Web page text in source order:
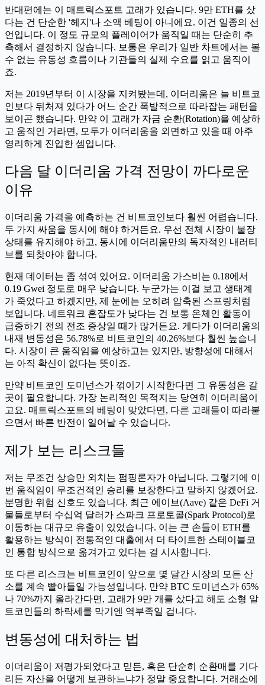
반대편에는 이 매트릭스포트 고래가 있습니다. 9만 ETH를 샀
다는 건 단순한 '헤지'나 소액 베팅이 아니에요. 이건 일종의 선
언입니다. 이 정도 규모의 플레이어가 움직일 때는 단순히 추
측해서 결정하지 않습니다. 보통은 우리가 일반 차트에서는 볼
수 없는 유동성 흐름이나 기관들의 실제 수요를 읽고 움직이
죠.
저는 2019년부터 이 시장을 지켜봤는데, 이더리움은 늘 비트코
인보다 뒤처져 있다가 어느 순간 폭발적으로 따라잡는 패턴을
보이곤 했습니다. 만약 이 고래가 자금 순환(Rotation)을 예상하
고 움직인 거라면, 모두가 이더리움을 외면하고 있을 때 아주
영리하게 진입한 셈입니다.
다음 달 이더리움 가격 전망이 까다로운
이유
이더리움 가격을 예측하는 건 비트코인보다 훨씬 어렵습니다.
두 가지 싸움을 동시에 해야 하거든요. 우선 전체 시장이 불장
상태를 유지해야 하고, 동시에 이더리움만의 독자적인 내러티
브를 되찾아야 합니다.
현재 데이터는 좀 섞여 있어요. 이더리움 가스비는 0.18에서
0.19 Gwei 정도로 매우 낮습니다. 누군가는 이걸 보고 생태계
가 죽었다고 하겠지만, 제 눈에는 오히려 압축된 스프링처럼
보입니다. 네트워크 혼잡도가 낮다는 건 보통 온체인 활동이
급증하기 전의 전조 증상일 때가 많거든요. 게다가 이더리움의
내재 변동성은 56.78%로 비트코인의 40.26%보다 훨씬 높습니
다. 시장이 큰 움직임을 예상하고는 있지만, 방향성에 대해서
는 아직 확신이 없다는 뜻이죠.
만약 비트코인 도미넌스가 꺾이기 시작한다면 그 유동성은 갈
곳이 필요합니다. 가장 논리적인 목적지는 당연히 이더리움이
고요. 매트릭스포트의 베팅이 맞았다면, 다른 고래들이 따라붙
으면서 빠른 반전이 일어날 수 있습니다.
제가 보는 리스크들
저는 무조건 상승만 외치는 펌핑론자가 아닙니다. 그렇기에 이
번 움직임이 무조건적인 승리를 보장한다고 말하지 않겠어요.
분명한 위험 신호도 있습니다. 최근 에이브(Aave) 같은 DeFi 거
물들로부터 수십억 달러가 스파크 프로토콜(Spark Protocol)로
이동하는 대규모 유출이 있었습니다. 이는 큰 손들이 ETH를
활용하는 방식이 전통적인 대출에서 더 타이트한 스테이블코
인 통합 방식으로 옮겨가고 있다는 걸 시사합니다.
또 다른 리스크는 비트코인이 앞으로 몇 달간 시장의 모든 산
소를 계속 빨아들일 가능성입니다. 만약 BTC 도미넌스가 65%
나 70%까지 올라간다면, 고래가 9만 개를 샀다고 해도 소형 알
트코인들의 하락세를 막기엔 역부족일 겁니다.
변동성에 대처하는 법
이더리움이 저평가되었다고 믿든, 혹은 단순히 순환매를 기다
리든 자산을 어떻게 보관하느냐가 정말 중요합니다. 거래소에